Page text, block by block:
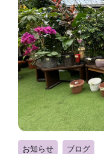
お知らせ ブログ